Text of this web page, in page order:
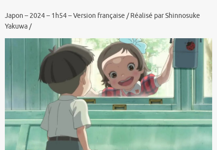
Japon – 2024 – 1h54 – Version française / Réalisé par Shinnosuke
Yakuwa /